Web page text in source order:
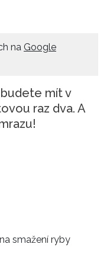
na Google
mít v
raz dva. A
smažení ryby